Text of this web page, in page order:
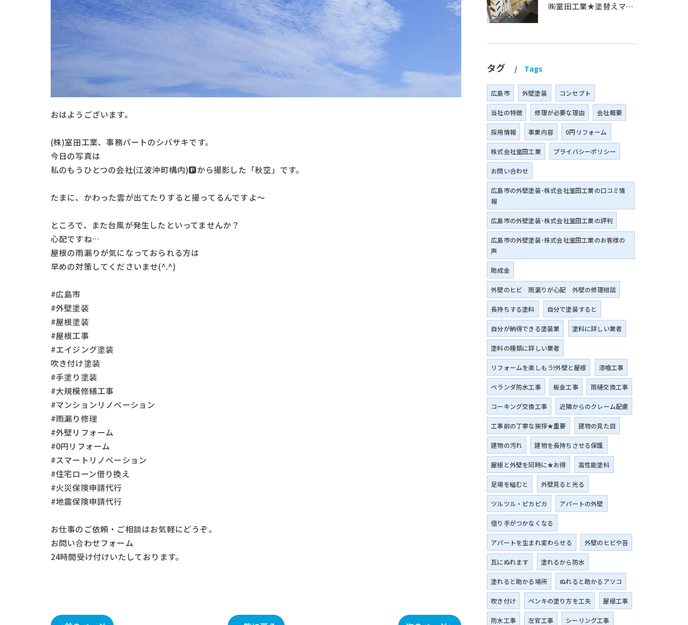
おはようございます。
(株)室田工業、事務パートのシバサキです。
今日の写真は
私のもうひとつの会社(江波沖町構内)🅿から撮影した「秋空」です。
たまに、かわった雲が出てたりすると撮ってるんですよ～
ところで、また台風が発生したといってませんか？
心配ですね…
屋根の雨漏りが気になっておられる方は
早めの対策してくださいませ(^.^)
#広島市
#外壁塗装
#屋根塗装
#屋根工事
#エイジング塗装
吹き付け塗装
#手塗り塗装
#大規模修繕工事
#マンションリノベーション
#雨漏り修理
#外壁リフォーム
#0円リフォーム
#スマートリノベーション
#住宅ローン借り換え
#火災保険申請代行
#地震保険申請代行
お仕事の ご依頼・ご相談はお気軽にどうぞ。
お問い合わせフォーム
24時間受け付けいたしております。
㈱室田工業★塗替えマスターズ★築35年以上のお宅の施工事例
タグ Tags
広島市 外壁塗装 コンセプト
当社の特徴 修理が必要な理由 会社概要
採用情報 事業内容 0円リフォーム
株式会社室田工業 プライバシーポリシー
お問い合わせ
広島市の外壁塗装･株式会社室田工業の口コミ情
報
広島市の外壁塗装･株式会社室田工業の評判
広島市の外壁塗装･株式会社室田工業のお客様の
声
助成金
外壁のヒビ 雨漏りが心配 外壁の修理相談
長持ちする塗料 自分で塗装すると
自分が納得できる塗装業 塗料に詳しい業者
塗料の種類に詳しい業者
リフォームを楽しもう!外壁と屋根 漆喰工事
ベランダ防水工事 板金工事 雨樋交換工事
コーキング交換工事 近隣からのクレーム配慮
工事前の丁寧な挨拶★重要 建物の見た目
建物の汚れ 建物を長持ちさせる保護
屋根と外壁を同時に★お得 高性能塗料
足場を組むと 外壁見ると光る
ツルツル・ピカピカ アパートの外壁
借り手がつかなくなる
アパートを生まれ変わらせる 外壁のヒビや苔
瓦にぬれます 塗れるから防水
塗れると助かる場所 ぬれると助かるアソコ
吹き付け ペンキの塗り方を工夫 屋根工事
防水工事 左官工事 シーリング工事